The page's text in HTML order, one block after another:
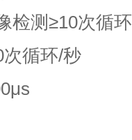
检测≥10次循
循环/秒